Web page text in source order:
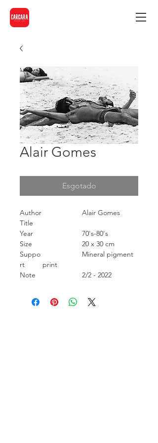
Alair Gomes
Esgotado
Author
Alair Gomes
Title
Year
70's-80's
Size
20 x 30 cm
Suppo
rt
Mineral pigment
print
Note
2/2 - 2022